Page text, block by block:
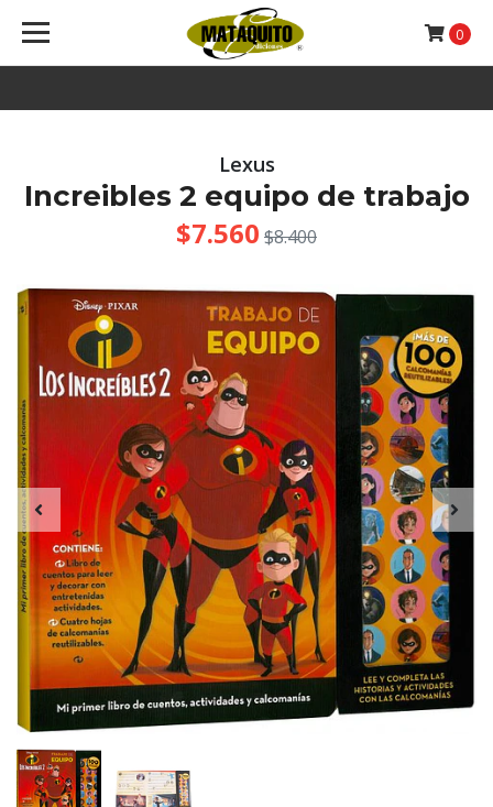
0
Lexus
Increibles 2 equipo de trabajo
$7.560 $8.400